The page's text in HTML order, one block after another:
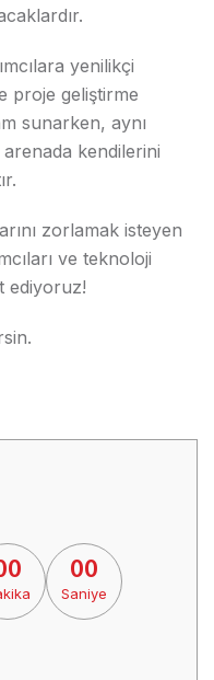
yenilikçi
proje geliştirme
sunarken, aynı
kendilerini
zorlamak isteyen
ve teknoloji
ediyoruz!
00
Saniye